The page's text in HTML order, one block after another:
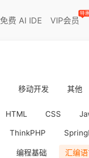
免费 AI IDE VIP会员
特惠
移动开发 其他
HTML CSS
ThinkPHP
编程基础 汇编